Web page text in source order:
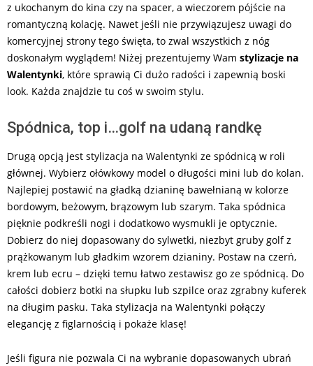
z ukochanym do kina czy na spacer, a wieczorem pójście na
romantyczną kolację. Nawet jeśli nie przywiązujesz uwagi do
komercyjnej strony tego święta, to zwal wszystkich z nóg
doskonałym wyglądem! Niżej prezentujemy Wam stylizacje na
Walentynki, które sprawią Ci dużo radości i zapewnią boski
look. Każda znajdzie tu coś w swoim stylu.
Spódnica, top i…golf na udaną randkę
Drugą opcją jest stylizacja na Walentynki ze spódnicą w roli
głównej. Wybierz ołówkowy model o długości mini lub do kolan.
Najlepiej postawić na gładką dzianinę bawełnianą w kolorze
bordowym, beżowym, brązowym lub szarym. Taka spódnica
pięknie podkreśli nogi i dodatkowo wysmukli je optycznie.
Dobierz do niej dopasowany do sylwetki, niezbyt gruby golf z
prążkowanym lub gładkim wzorem dzianiny. Postaw na czerń,
krem lub ecru – dzięki temu łatwo zestawisz go ze spódnicą. Do
całości dobierz botki na słupku lub szpilce oraz zgrabny kuferek
na długim pasku. Taka stylizacja na Walentynki połączy
elegancję z figlarnością i pokaże klasę!
Jeśli figura nie pozwala Ci na wybranie dopasowanych ubrań